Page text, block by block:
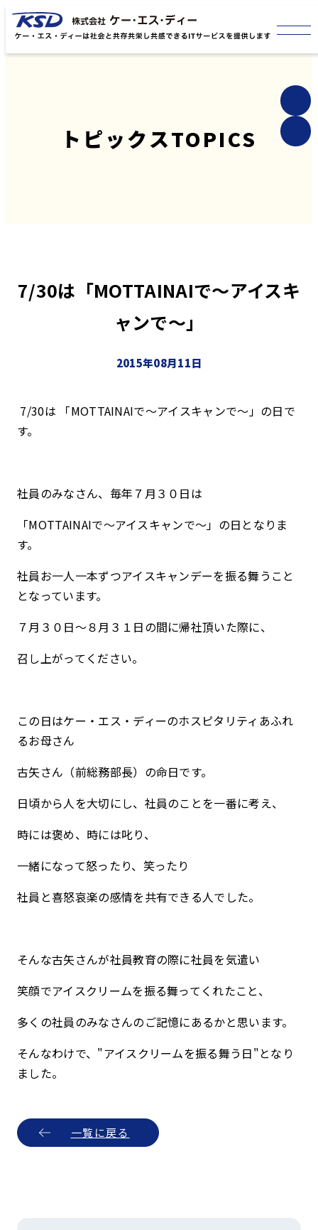
トピックスTOPICS
7/30は「MOTTAINAIで～アイスキ
ャンで～」
2015年08月11日
7/30は 「MOTTAINAIで～アイスキャンで～」の日で
す。
社員のみなさん、毎年７月３０日は
「MOTTAINAIで～アイスキャンで～」の日となりま
す。
社員お一人一本ずつアイスキャンデーを振る舞うこと
となっています。
７月３０日～８月３１日の間に帰社頂いた際に、
召し上がってください。
この日はケー・エス・ディーのホスピタリティあふれ
るお母さん
古矢さん（前総務部長）の命日です。
日頃から人を大切にし、社員のことを一番に考え、
時には褒め、時には叱り、
一緒になって怒ったり、笑ったり
社員と喜怒哀楽の感情を共有できる人でした。
そんな古矢さんが社員教育の際に社員を気遣い
笑顔でアイスクリームを振る舞ってくれたこと、
多くの社員のみなさんのご記憶にあるかと思います。
そんなわけで、"アイスクリームを振る舞う日"となり
ました。
一覧に戻る